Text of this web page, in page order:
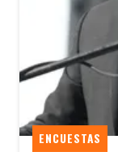
ENCUESTAS